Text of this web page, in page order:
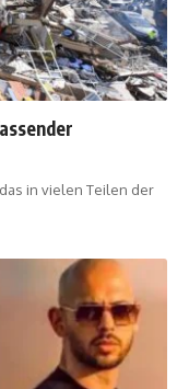
in vielen Teilen der